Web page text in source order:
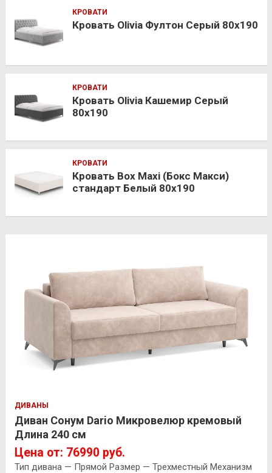
КРОВАТИ
Кровать Olivia Фултон Серый 80х190
КРОВАТИ
Кровать Olivia Кашемир Серый
80х190
КРОВАТИ
Кровать Box Maxi (Бокс Макси)
стандарт Белый 80х190
ДИВАНЫ
Диван Сонум Dario Микровелюр кремовый
Длина 240 см
Цена от: 76990 руб.
Тип дивана — Прямой Размер — Трехместный Механизм